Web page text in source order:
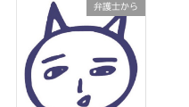
弁護士から